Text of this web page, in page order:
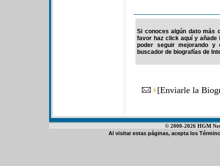
Si conoces algún dato más
favor haz click aquí y
poder seguir mejorando y
buscador de biografías de
[Enviarle la
© 2000-2026 HGM
Al visitar estas páginas, acepta los